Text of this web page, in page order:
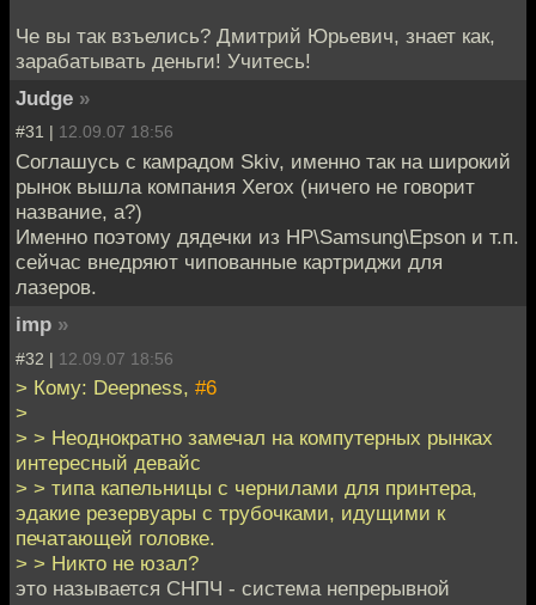
Че вы так взъелись? Дмитрий Юрьевич, знает как,
зарабатывать деньги! Учитесь!
Judge »
#31 | 12.09.07 18:56
Соглашусь с камрадом Skiv, именно так на широкий
рынок вышла компания Xerox (ничего не говорит
название, а?)
Именно поэтому дядечки из HP\Samsung\Epson и т.п.
сейчас внедряют чипованные картриджи для
лазеров.
imp »
#32 | 12.09.07 18:56
> Кому: Deepness, #6
>
> > Неоднократно замечал на компутерных рынках
интересный девайс
> > типа капельницы с чернилами для принтера,
эдакие резервуары с трубочками, идущими к
печатающей головке.
> > Никто не юзал?
это называется СНПЧ - система непрерывной